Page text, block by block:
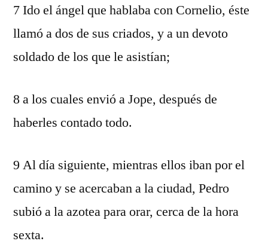
7 Ido el ángel que hablaba con Cornelio, éste
llamó a dos de sus criados, y a un devoto
soldado de los que le asistían;
8 a los cuales envió a Jope, después de
haberles contado todo.
9 Al día siguiente, mientras ellos iban por el
camino y se acercaban a la ciudad, Pedro
subió a la azotea para orar, cerca de la hora
sexta.